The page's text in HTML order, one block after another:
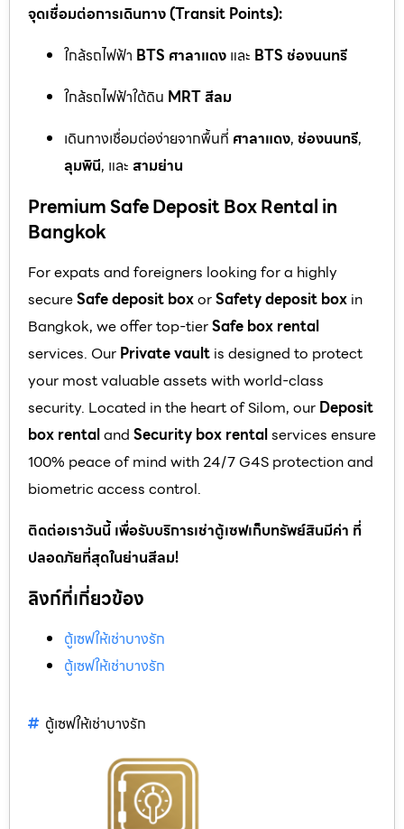
จุดเชื่อมต่อการเดินทาง (Transit Points):
ใกล้รถไฟฟ้า BTS ศาลาแดง และ BTS ช่องนนทรี
ใกล้รถไฟฟ้าใต้ดิน MRT สีลม
เดินทางเชื่อมต่อง่ายจากพื้นที่ ศาลาแดง, ช่องนนทรี,
ลุมพินี, และ สามย่าน
Premium Safe Deposit Box Rental in
Bangkok
For expats and foreigners looking for a highly
secureSafe deposit boxorSafety deposit box in
Bangkok, we offer top-tierSafe box rental
services. Our Private vault is designed to protect
your most valuable assets with world-class
security. Located in the heart of Silom, our Deposit
box rentaland Security box rentalservices ensure
100% peace of mind with 24/7 G4S protection and
biometric access control.
ติดต่อเราวันนี้ เพื่อรับบริการเช่าตู้เซฟเก็บทรัพย์สินมีค่า ที่
ปลอดภัยที่สุดในย่านสีลม!
ลิงก์ที่เกี่ยวข้อง
ตู้เซฟให้เช่าบางรัก
ตู้เซฟให้เช่าบางรัก
ตู้เซฟให้เช่าบางรัก